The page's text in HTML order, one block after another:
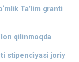
Ta’lim granti
qilinmoqda
stipendiyasi joriy